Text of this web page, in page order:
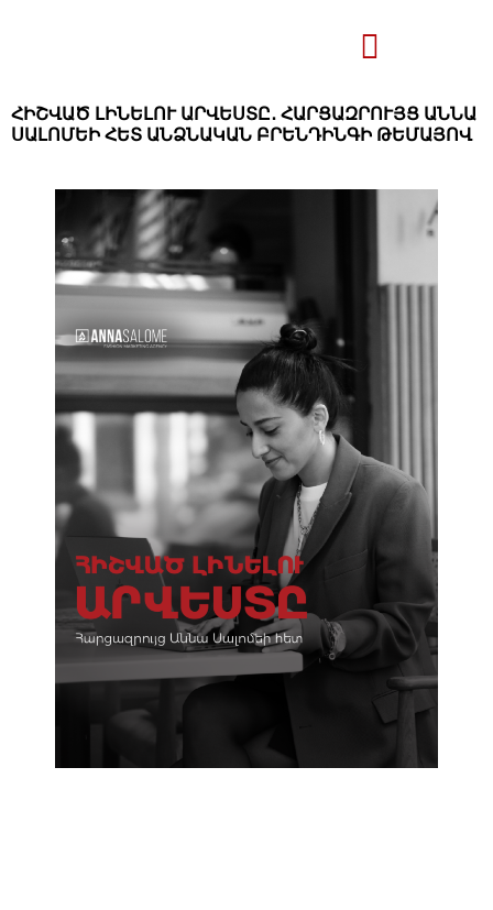
ՀԻՇՎԱԾ ԼԻՆԵԼՈՒ ԱՐՎԵՍՏԸ․ ՀԱՐՑԱԶՐՈՒՅՑ ԱՆՆԱ
ՍԱԼՈՄԵԻ ՀԵՏ ԱՆՁՆԱԿԱՆ ԲՐԵՆԴԻՆԳԻ ԹԵՄԱՅՈՎ